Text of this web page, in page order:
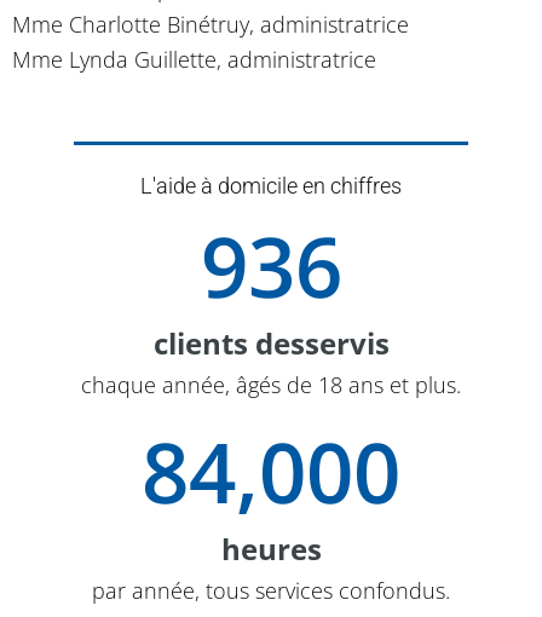
Mme Charlotte Binétruy, administratrice
Mme Lynda Guillette, administratrice
L'aide à domicile en chiffres
clients desservis
936
chaque année, âgés de 18 ans et plus.
heures
84,000
par année, tous services confondus.